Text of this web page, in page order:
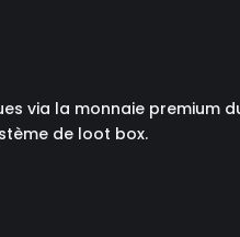
via la monnaie premium
de loot box.